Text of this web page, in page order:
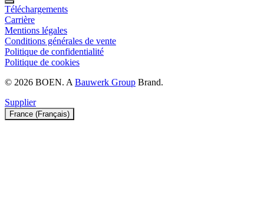
Téléchargements
Carrière
Mentions légales
Conditions générales de vente
Politique de confidentialité
Politique de cookies
© 2026 BOEN. ABauwerk Group Brand.
Supplier
France (Français)